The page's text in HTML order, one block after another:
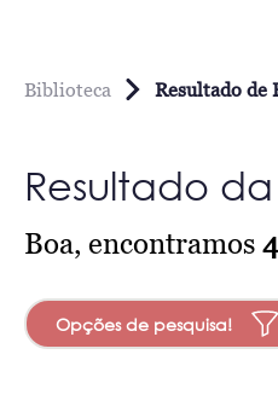
Biblioteca Resultado de
Resultado
Boa, encontramos 4
Opções de pesquisa!